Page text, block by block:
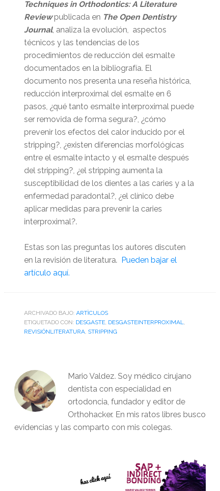
Techniques in Orthodontics: A Literature
Review publicada en The Open Dentistry
Journal, analiza la evolución, aspectos
técnicos y las tendencias de los
procedimientos de reducción del esmalte
documentados en la bibliografía. El
documento nos presenta una reseña histórica,
reducción interproximal del esmalte en 6
pasos, ¿qué tanto esmalte interproximal puede
ser removida de forma segura?, ¿cómo
prevenir los efectos del calor inducido por el
stripping?, ¿existen diferencias morfológicas
entre el esmalte intacto y el esmalte después
del stripping?, ¿el stripping aumenta la
susceptibilidad de los dientes a las caries y a la
enfermedad paradontal?, ¿el clínico debe
aplicar medidas para prevenir la caries
interproximal?.
Estas son las preguntas los autores discuten
en la revisión de literatura. Pueden bajar el
artículo aquí.
ARCHIVADO BAJO: ARTÌCULOS
ETIQUETADO CON: DESGASTE, DESGASTEINTERPROXIMAL
REVISIÓNLITERATURA, STRIPPING
Mario Valdez. Soy médico cirujano
dentista con especialidad en
ortodoncia, fundador y editor de
Orthohacker. En mis ratos libres busco
evidencias y las comparto con mis colegas.